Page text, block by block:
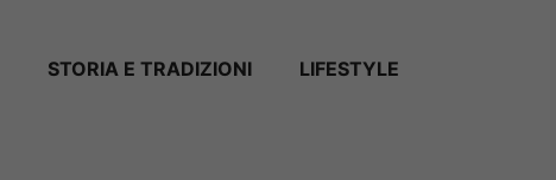
STORIA E TRADIZIONI LIFESTYLE